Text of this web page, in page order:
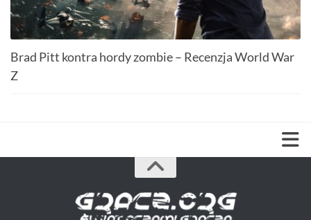
Brad Pitt kontra hordy zombie – Recenzja World War
Z